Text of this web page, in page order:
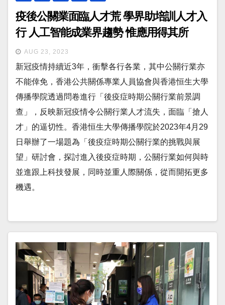
疫後公關業面臨人才荒 學界助培訓人才入
行 人工智能成業界趨勢 惟應用得其所
AUG 23, 2023
新冠疫情持續近3年，衝擊各行各業，其中公關行業亦
不能倖免，香港公共關係專業人員協會與香港恒生大學
傳播學院透過問卷進行「後疫症時期公關行業前景調
查」，反映新冠疫情令公關行業人才流失，面臨「搶人
才」的逼切性。香港恒生大學傳播學院於2023年4月29
日舉辦了一場題為「後疫症時期公關行業的挑戰與展
望」研討會，探討進入後疫症時期，公關行業如何與時
並進跟上科技發展，同時並重人際關係，從而開拓更多
機遇。